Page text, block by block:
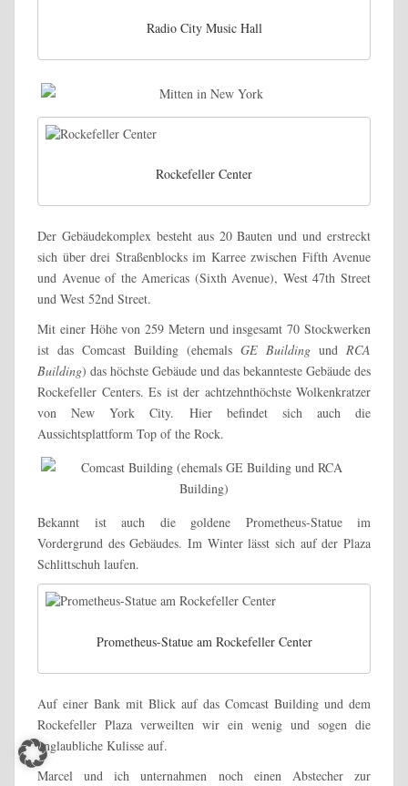
Radio City Music Hall
Rockefeller Center
Der Gebäudekomplex besteht aus 20 Bauten und und erstreckt
sich über drei Straßenblocks im Karree zwischen Fifth Avenue
und Avenue of the Americas (Sixth Avenue), West 47th Street
und West 52nd Street.
Mit einer Höhe von 259 Metern und insgesamt 70 Stockwerken
ist das Comcast Building (ehemals GE Building und RCA
Building) das höchste Gebäude und das bekannteste Gebäude des
Rockefeller Centers. Es ist der achtzehnthöchste Wolkenkratzer
von New York City. Hier befindet sich auch die
Aussichtsplattform Top of the Rock.
Bekannt ist auch die goldene Prometheus-Statue im
Vordergrund des Gebäudes. Im Winter lässt sich auf der Plaza
Schlittschuh laufen.
Prometheus-Statue am Rockefeller Center
Auf einer Bank mit Blick auf das Comcast Building und dem
Rockefeller Plaza verweilten wir ein wenig und sogen die
unglaubliche Kulisse auf.
Marcel und ich unternahmen noch einen Abstecher zur